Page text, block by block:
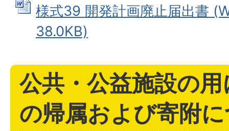
様式39 開発計画廃止届出書
38.0KB)
公共・公益施設の
の帰属および寄附